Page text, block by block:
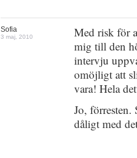
Sofia
3 maj, 2010
Med risk för
mig till den
intervju
omöjligt att
vara! Hela
Jo, förresten.
dåligt med